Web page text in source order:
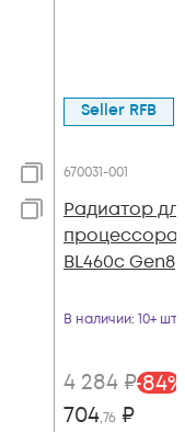
Seller RFB
670031-001
Радиатор
процессора
BL460c Gen8
В наличии: 10+ шт
4 284 ₽-84%
704,76 ₽